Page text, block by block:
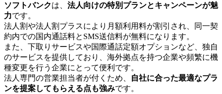
ソフトバンクは、 法人向けの特別プランとキャンペーンが魅
力です。
法人割や法人割プラスにより月額利用料が割引され、同一契
約内での国内通話料とSMS送信料が無料になります。
また、下取りサービスや国際通話定額オプションなど、独自
のサービスを提供しており、海外拠点を持つ企業や頻繁に機
種変更を行う企業にとって便利です。
法人専門の営業担当者が付くため、
自社に合った最適なプラ
ンを提案してもらえる点も強みです。